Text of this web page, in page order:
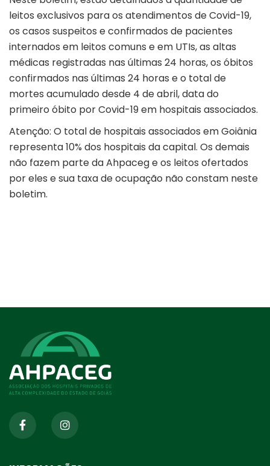
leitos exclusivos para os atendimentos de Covid-19,
os casos suspeitos e confirmados de pacientes
internados em leitos comuns e em UTIs, as altas
médicas registradas nas últimas 24 horas, os óbitos
confirmados nas últimas 24 horas e o total de
mortes acumulado desde 4 de abril, data do
primeiro óbito por Covid-19 em hospitais associados.
Atenção: O total de hospitais associados em Goiânia
representa 10% dos hospitais da capital. Os demais
não fazem parte da Ahpaceg e os leitos ofertados
por eles e sua taxa de ocupação não constam neste
boletim.